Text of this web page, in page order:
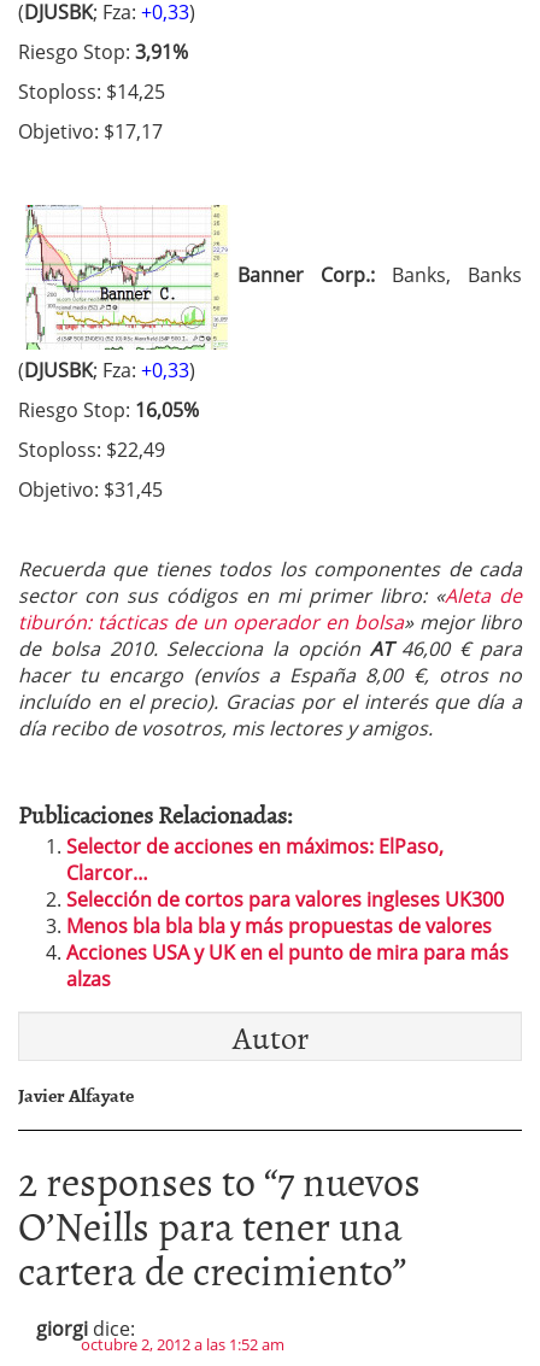
(DJUSBK; Fza: +0,33)
Riesgo Stop: 3,91%
Stoploss: $14,25
Objetivo: $17,17
Banner Corp.: Banks, Banks
(DJUSBK; Fza: +0,33)
Riesgo Stop: 16,05%
Stoploss: $22,49
Objetivo: $31,45
Recuerda que tienes todos los componentes de cada
sector con sus códigos en mi primer libro: «Aleta de
tiburón: tácticas de un operador en bolsa» mejor libro
de bolsa 2010. Selecciona la opción AT46,00 € para
hacer tu encargo (envíos a España 8,00 €, otros no
incluído en el precio). Gracias por el interés que día a
día recibo de vosotros, mis lectores y amigos.
Publicaciones Relacionadas:
Selector de acciones en máximos: ElPaso,
Clarcor…
Selección de cortos para valores ingleses UK300
Menos bla bla bla y más propuestas de valores
Acciones USA y UK en el punto de mira para más
alzas
Autor
Javier Alfayate
2 responses to “7 nuevos
O’Neills para tener una
cartera de crecimiento”
giorgi dice:
octubre 2, 2012 a las 1:52 am